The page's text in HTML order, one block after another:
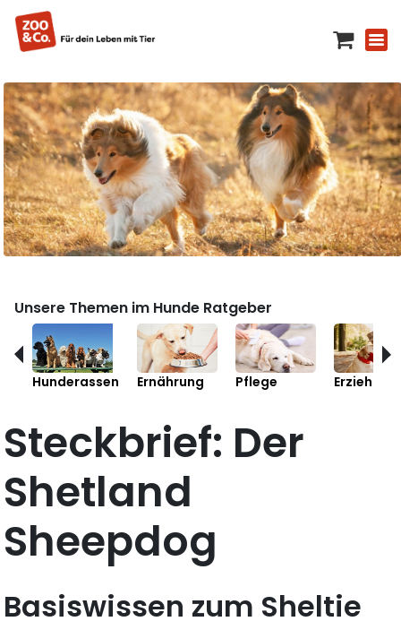
Unsere Themen im Hunde Ratgeber
Hunderassen Ernährung Pflege Erziehung
Steckbrief: Der
Shetland
Sheepdog
Basiswissen zum Sheltie